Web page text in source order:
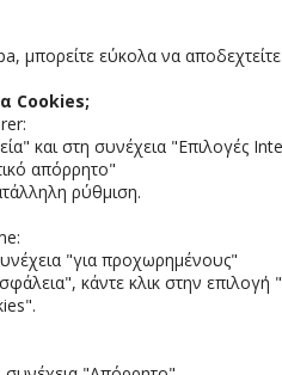
μπορείτε εύκολα να
Cookies;
και στη συνέχεια "Επιλογές
απόρρητο"
ρύθμιση.
"για προχωρημένους"
κάντε κλικ στην επιλογή